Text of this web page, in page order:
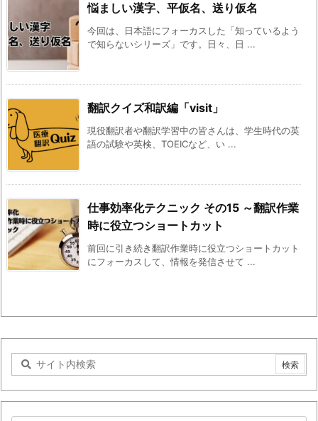
悩ましい漢字、平仮名、送り仮名
今回は、日本語にフォーカスした「知っているよう
で知らないシリーズ」です。日々、日 ...
翻訳クイズ和訳編「visit」
現役翻訳者や翻訳学習中の皆さんは、学生時代の英
語の試験や英検、TOEICなど、い ...
仕事効率化テクニック その15 ～翻訳作業
時に役立つショートカット
前回に引き続き翻訳作業時に役立つショートカット
にフォーカスして、情報を発信させて ...